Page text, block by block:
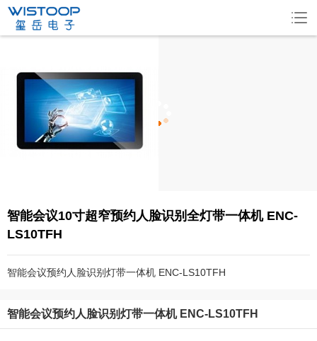
智能会议10寸超窄预约人脸识别全灯带一体机 ENC-
LS10TFH
智能会议预约人脸识别灯带一体机 ENC-LS10TFH
智能会议预约人脸识别灯带一体机 ENC-LS10TFH